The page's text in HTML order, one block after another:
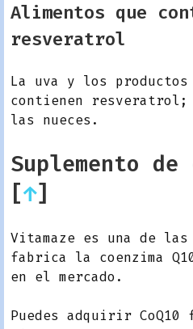
Alimentos que
resveratrol
La uva y los
contienen resveratrol;
las nueces.
Suplemento de
[↑]
Vitamaze es una de las
fabrica la coenzima
en el mercado.
Puedes adquirir